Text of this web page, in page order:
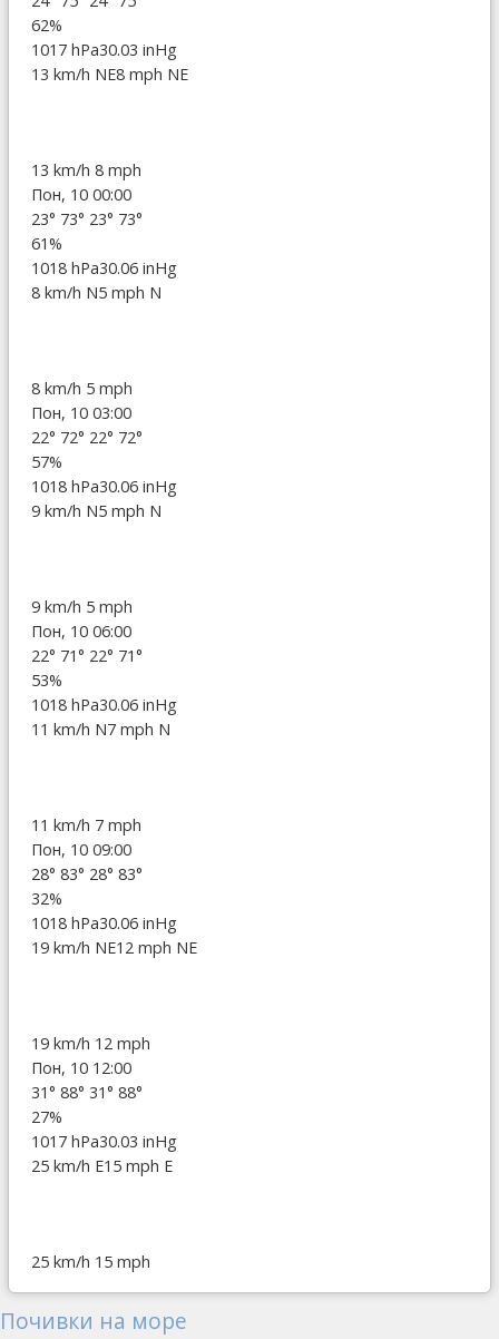
62%
1017 hPa30.03 inHg
13 km/h NE8 mph NE
13 km/h 8 mph
Пон, 10 00:00
23° 73° 23° 73°
61%
1018 hPa30.06 inHg
8 km/h N5 mph N
8 km/h 5 mph
Пон, 10 03:00
22° 72° 22° 72°
57%
1018 hPa30.06 inHg
9 km/h N5 mph N
9 km/h 5 mph
Пон, 10 06:00
22° 71° 22° 71°
53%
1018 hPa30.06 inHg
11 km/h N7 mph N
11 km/h 7 mph
Пон, 10 09:00
28° 83° 28° 83°
32%
1018 hPa30.06 inHg
19 km/h NE12 mph NE
19 km/h 12 mph
Пон, 10 12:00
31° 88° 31° 88°
27%
1017 hPa30.03 inHg
25 km/h E15 mph E
25 km/h 15 mph
Почивки на море